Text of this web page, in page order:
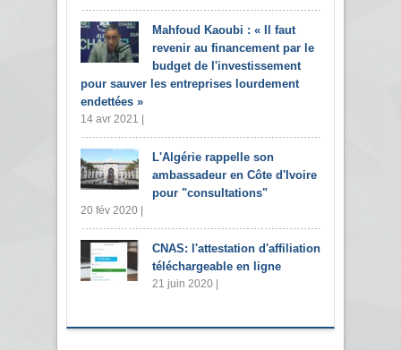
Mahfoud Kaoubi : « Il faut
revenir au financement par le
budget de l'investissement
pour sauver les entreprises lourdement
endettées »
14 avr 2021 |
L'Algérie rappelle son
ambassadeur en Côte d'Ivoire
pour "consultations"
20 fév 2020 |
CNAS: l'attestation d'affiliation
téléchargeable en ligne
21 juin 2020 |